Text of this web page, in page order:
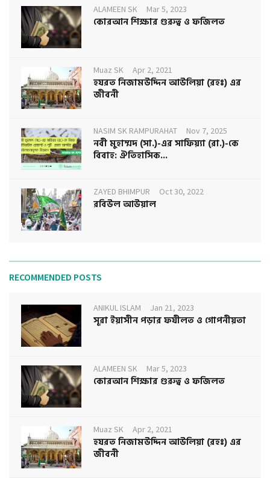
ALAMEEN SK Mar 5, 2023
কোরআন শিক্ষার গুরুত্ব ও ফজিলত
Muaz SK Apr 2, 2021
হযরত নিজামউদ্দিন আউলিয়া (রহঃ) এর
জীবনী
NASIM SK RAMPURAHAT Nov 7, 2025
নবী মুহাম্মদ (সা.)-এর সাফিয়্যা (রা.)-কে
বিবাহ: ঐতিহাসিক...
ZAYED BHIMPUR Oct 30, 2022
রবিউল আউয়াল
RECOMMENDED POSTS
ANIKUL ISLAM Jan 21, 2023
সূরা ইয়াসীন পড়ার ফযীলত ও গোপনীয়তা
ALAMEEN SK Mar 5, 2023
কোরআন শিক্ষার গুরুত্ব ও ফজিলত
Muaz SK Apr 2, 2021
হযরত নিজামউদ্দিন আউলিয়া (রহঃ) এর
জীবনী